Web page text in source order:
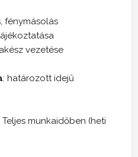
fénymásolás
vezetése
: határozott idejű
Teljes munkaidőben (heti